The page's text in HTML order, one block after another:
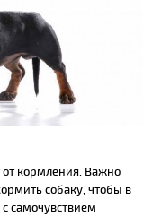
кормления. Важно
собаку, чтобы в
самочувствием